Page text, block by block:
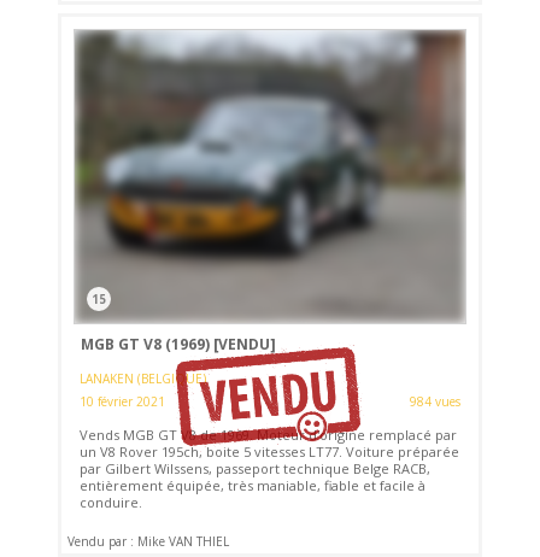
15
MGB GT V8 (1969) [VENDU]
LANAKEN (BELGIQUE)
10 février 2021
984 vues
Vends MGB GT V8 de 1969. Moteur d'origine remplacé par
un V8 Rover 195ch, boite 5 vitesses LT77. Voiture préparée
par Gilbert Wilssens, passeport technique Belge RACB,
entièrement équipée, très maniable, fiable et facile à
conduire.
Vendu par : Mike VAN THIEL